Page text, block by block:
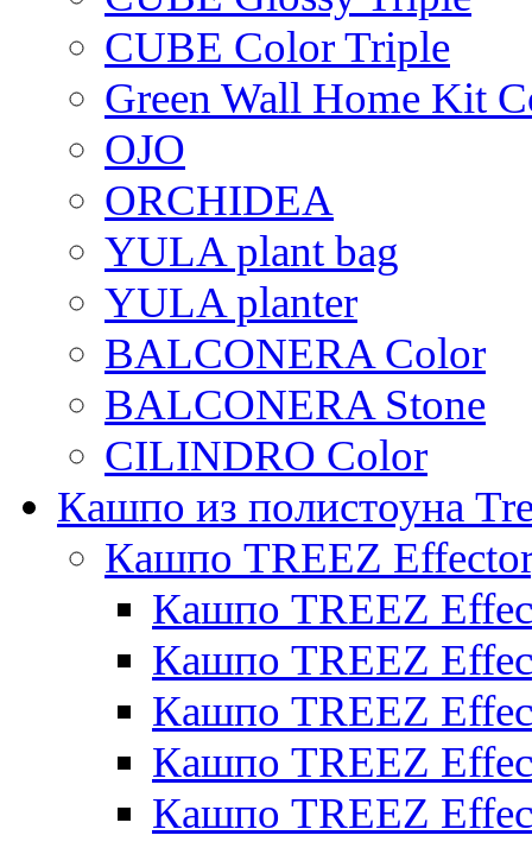
CUBE Color Triple
Green Wall Home Kit
OJO
ORCHIDEA
YULA plant bag
YULA planter
BALCONERA Color
BALCONERA Stone
CILINDRO Color
Кашпо из полистоуна
Кашпо TREEZ
Кашпо TREEZ
Кашпо TREEZ
Кашпо TREEZ
Кашпо TREEZ
Кашпо TREEZ